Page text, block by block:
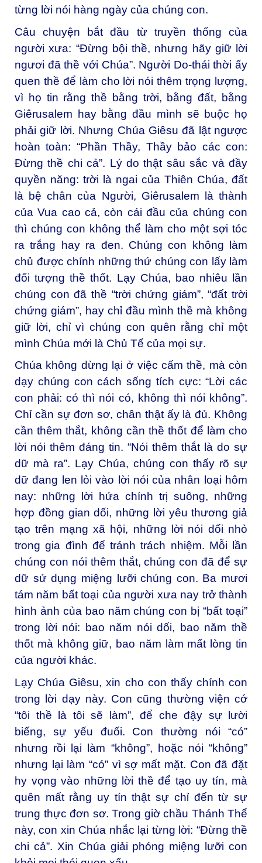
từng lời nói hàng ngày của chúng con.
Câu chuyện bắt đầu từ truyền thống của
người xưa: “Đừng bội thề, nhưng hãy giữ lời
ngươi đã thề với Chúa”. Người Do-thái thời ấy
quen thề để làm cho lời nói thêm trọng lượng,
vì họ tin rằng thề bằng trời, bằng đất, bằng
Giêrusalem hay bằng đầu mình sẽ buộc họ
phải giữ lời. Nhưng Chúa Giêsu đã lật ngược
hoàn toàn: “Phần Thầy, Thầy bảo các con:
Đừng thề chi cả”. Lý do thật sâu sắc và đầy
quyền năng: trời là ngai của Thiên Chúa, đất
là bệ chân của Người, Giêrusalem là thành
của Vua cao cả, còn cái đầu của chúng con
thì chúng con không thể làm cho một sợi tóc
ra trắng hay ra đen. Chúng con không làm
chủ được chính những thứ chúng con lấy làm
đối tượng thề thốt. Lạy Chúa, bao nhiêu lần
chúng con đã thề “trời chứng giám”, “đất trời
chứng giám”, hay chỉ đầu mình thề mà không
giữ lời, chỉ vì chúng con quên rằng chỉ một
mình Chúa mới là Chủ Tể của mọi sự.
Chúa không dừng lại ở việc cấm thề, mà còn
dạy chúng con cách sống tích cực: “Lời các
con phải: có thì nói có, không thì nói không”.
Chỉ cần sự đơn sơ, chân thật ấy là đủ. Không
cần thêm thắt, không cần thề thốt để làm cho
lời nói thêm đáng tin. “Nói thêm thắt là do sự
dữ mà ra”. Lạy Chúa, chúng con thấy rõ sự
dữ đang len lỏi vào lời nói của nhân loại hôm
nay: những lời hứa chính trị suông, những
hợp đồng gian dối, những lời yêu thương giả
tạo trên mạng xã hội, những lời nói dối nhỏ
trong gia đình để tránh trách nhiệm. Mỗi lần
chúng con nói thêm thắt, chúng con đã để sự
dữ sử dụng miệng lưỡi chúng con. Ba mươi
tám năm bất toại của người xưa nay trở thành
hình ảnh của bao năm chúng con bị “bất toại”
trong lời nói: bao năm nói dối, bao năm thề
thốt mà không giữ, bao năm làm mất lòng tin
của người khác.
Lạy Chúa Giêsu, xin cho con thấy chính con
trong lời dạy này. Con cũng thường viện cớ
“tôi thề là tôi sẽ làm”, để che đậy sự lười
biếng, sự yếu đuối. Con thường nói “có”
nhưng rồi lại làm “không”, hoặc nói “không”
nhưng lại làm “có” vì sợ mất mặt. Con đã đặt
hy vọng vào những lời thề để tạo uy tín, mà
quên mất rằng uy tín thật sự chỉ đến từ sự
trung thực đơn sơ. Trong giờ chầu Thánh Thể
này, con xin Chúa nhắc lại từng lời: “Đừng thề
chi cả”. Xin Chúa giải phóng miệng lưỡi con